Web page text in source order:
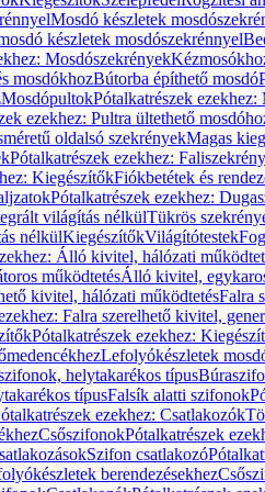
Mosdó készletek
készletek mosdószekrénnyel
Mosdószekrények
mosdókhozBútorba építhető mosdó
MosdópultokPótalkatrészek
ezekhez: Pultra ültethető
oldalsó szekrényekMagas
Pótalkatrészek ezekhez:
KiegészítőkFiókbetétek és
Pótalkatrészek ezekhez:
világítás nélkülTükrös
nélkülKiegészítőkVilágítótestek
Álló kivitel, hálózati
működtetésÁlló kivitel,
kivitel, hálózati működtetésFalra
Falra szerelhető kivitel,
Pótalkatrészek ezekhez:
Lefolyókészletek
helytakarékos típus
típusFalsík alatti szifonok
ezekhez: Csatlakozók
CsőszifonokPótalkatrészek
Szifon csatlakozó
berendezésekhez